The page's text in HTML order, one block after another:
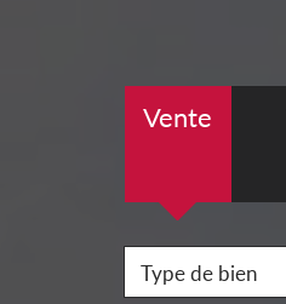
Vente
Type de bien